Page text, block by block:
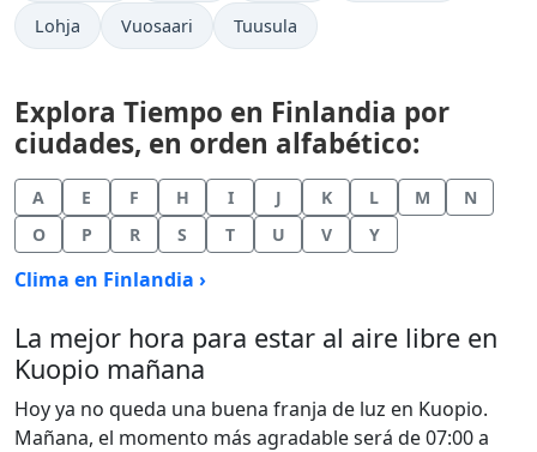
Lohja Vuosaari Tuusula
Explora Tiempo en Finlandia por
ciudades, en orden alfabético:
A E F H I J K L M
N
O
P R S T U V Y
Clima en Finlandia ›
La mejor hora para estar al aire libre en
Kuopio mañana
Hoy ya no queda una buena franja de luz en Kuopio.
Mañana, el momento más agradable será de 07:00 a